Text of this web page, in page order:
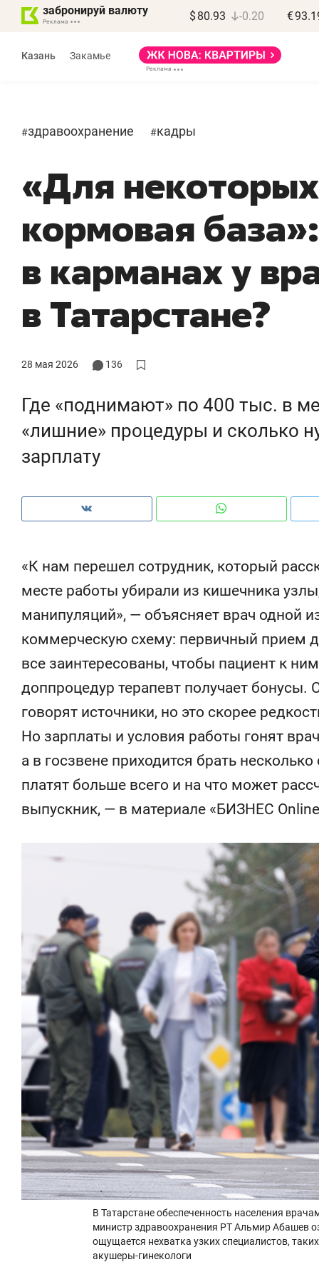
забронируй валюту $ 80.93 -0.20 €
Казань Закамье
#здравоохранение #кадры
«Для
кормовая
в карманах у
в Татарстане?
28 мая 2026 136
Где «поднимают» по 400 тыс. в
«лишние» процедуры и сколько
зарплату
«К нам перешел сотрудник, который
месте работы убирали из кишечника
манипуляций», — объясняет врач одной
коммерческую схему: первичный прием
все заинтересованы, чтобы пациент к
доппроцедур терапевт получает бонусы.
говорят источники, но это скорее
Но зарплаты и условия работы гонят
а в госзвене приходится брать
платят больше всего и на что может
выпускник, — в материале «БИЗНЕС
В Татарстане обеспеченность населения
министр здравоохранения РТ Альмир Абашев
ощущается нехватка узких специалистов,
акушеры-гинекологи
150 камер до квартиры и Face
ID вместо ключа: какой будет
безопасность в ЖК «Нова»
Опыт
природе,
с